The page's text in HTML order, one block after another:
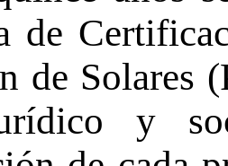
de
de Solares
y